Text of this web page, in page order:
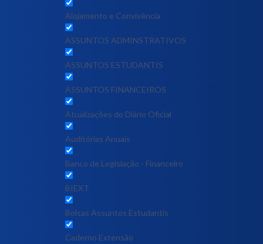
Alojamento e Convivência
ASSUNTOS ADMINSTRATIVOS
ASSUNTOS ESTUDANTIS
ASSUNTOS FINANCEIROS
Atualizações do Diário Oficial
Auditórias Anuais
Banco de Legislação - Financeiro
BIEXT
Bolsas Assuntos Estudantis
Caderno Extensão